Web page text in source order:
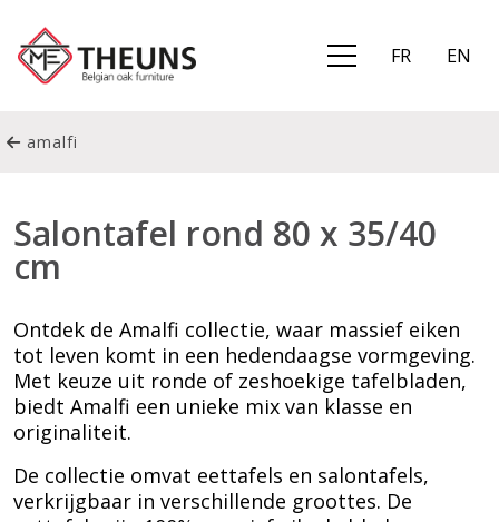
FR EN
amalfi
Salontafel rond 80 x 35/40
cm
Ontdek de Amalfi collectie, waar massief eiken
tot leven komt in een hedendaagse vormgeving.
Met keuze uit ronde of zeshoekige tafelbladen,
biedt Amalfi een unieke mix van klasse en
originaliteit.
De collectie omvat eettafels en salontafels,
verkrijgbaar in verschillende groottes. De